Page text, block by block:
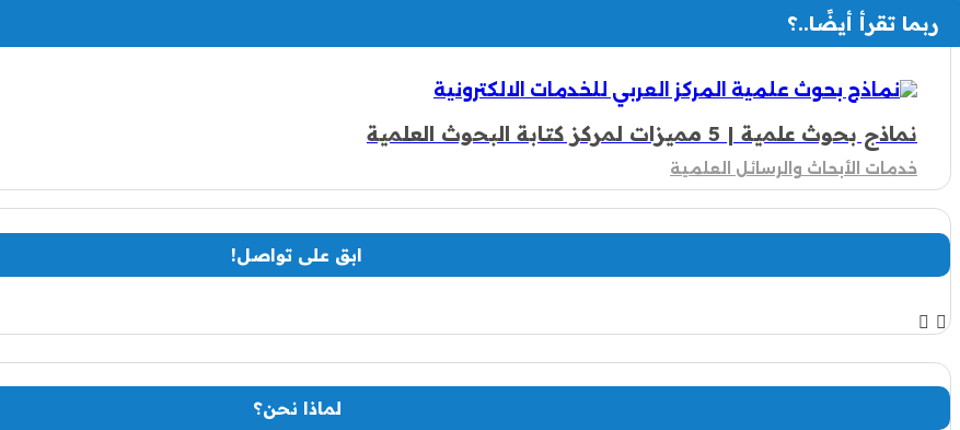
ربما تقرأ أيضًا..؟
نماذج بحوث علمية | 5 مميزات لمركز كتابة البحوث العلمية
خدمات الأبحاث والرسائل العلمية
ابق على تواصل!
لماذا نحن؟